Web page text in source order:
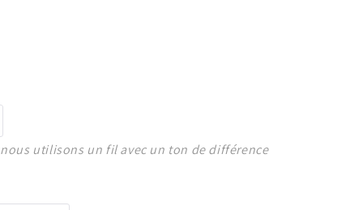
utilisons un fil avec un ton de différence